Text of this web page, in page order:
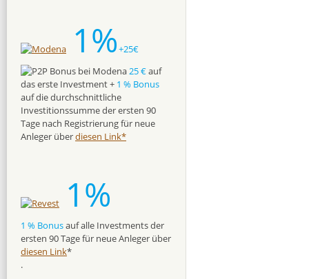
1%+25€
25 €auf
das erste Investment + 1 % Bonus
auf die durchschnittliche
Investitionssumme der ersten 90
Tage nach Registrierung für neue
Anleger überdiesen Link*
1%
1 % Bonusauf alle Investments der
ersten 90 Tage für neue Anleger über
diesen Link*
.